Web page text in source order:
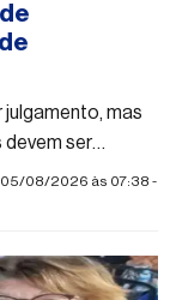
mas
ser
08/2026 às 07:38 -